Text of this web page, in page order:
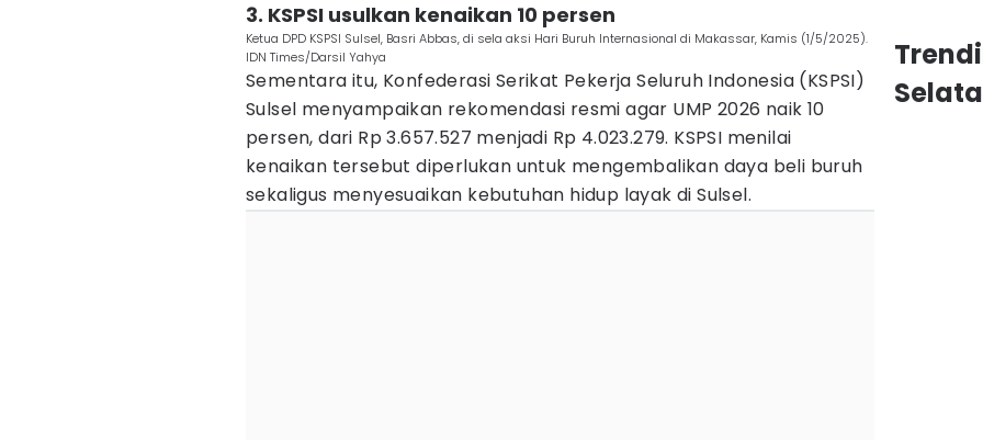
3. KSPSI usulkan kenaikan 10 persen
Ketua DPD KSPSI Sulsel, Basri Abbas, di sela aksi Hari Buruh Internasional di Makassar, Kamis (1/5/2025).
IDN Times/Darsil Yahya
Sementara itu, Konfederasi Serikat Pekerja Seluruh Indonesia (KSPSI)
Sulsel menyampaikan rekomendasi resmi agar UMP 2026 naik 10
persen, dari Rp 3.657.527 menjadi Rp 4.023.279. KSPSI menilai
kenaikan tersebut diperlukan untuk mengembalikan daya beli buruh
sekaligus menyesuaikan kebutuhan hidup layak di Sulsel.